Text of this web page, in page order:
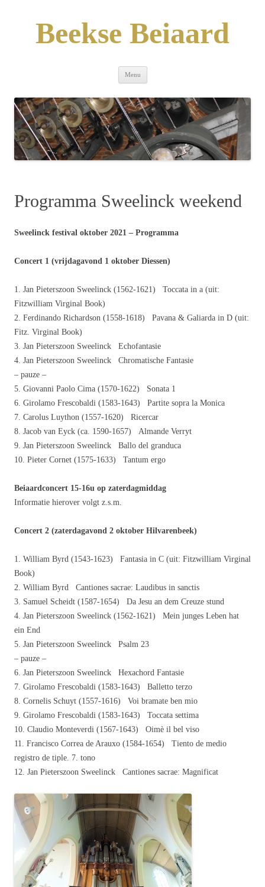
Beekse Beiaard
Menu
Programma Sweelinck weekend
Sweelinck festival oktober 2021 – Programma
Concert 1 (vrijdagavond 1 oktober Diessen)
1. Jan Pieterszoon Sweelinck (1562-1621) Toccata in a (uit:
Fitzwilliam Virginal Book)
2. Ferdinando Richardson (1558-1618) Pavana & Galiarda in D (uit:
Fitz. Virginal Book)
3. Jan Pieterszoon Sweelinck Echofantasie
4. Jan Pieterszoon Sweelinck Chromatische Fantasie
– pauze –
5. Giovanni Paolo Cima (1570-1622) Sonata 1
6. Girolamo Frescobaldi (1583-1643) Partite sopra la Monica
7. Carolus Luython (1557-1620) Ricercar
8. Jacob van Eyck (ca. 1590-1657) Almande Verryt
9. Jan Pieterszoon Sweelinck Ballo del granduca
10. Pieter Cornet (1575-1633) Tantum ergo
Beiaardconcert 15-16u op zaterdagmiddag
Informatie hierover volgt z.s.m.
Concert 2 (zaterdagavond 2 oktober Hilvarenbeek)
1. William Byrd (1543-1623) Fantasia in C (uit: Fitzwilliam Virginal
Book)
2. William Byrd Cantiones sacrae: Laudibus in sanctis
3. Samuel Scheidt (1587-1654) Da Jesu an dem Creuze stund
4. Jan Pieterszoon Sweelinck (1562-1621) Mein junges Leben hat
ein End
5. Jan Pieterszoon Sweelinck Psalm 23
– pauze –
6. Jan Pieterszoon Sweelinck Hexachord Fantasie
7. Girolamo Frescobaldi (1583-1643) Balletto terzo
8. Cornelis Schuyt (1557-1616) Voi bramate ben mio
9. Girolamo Frescobaldi (1583-1643) Toccata settima
10. Claudio Monteverdi (1567-1643) Oimè il bel viso
11. Francisco Correa de Arauxo (1584-1654) Tiento de medio
registro de tiple. 7. tono
12. Jan Pieterszoon Sweelinck Cantiones sacrae: Magnificat